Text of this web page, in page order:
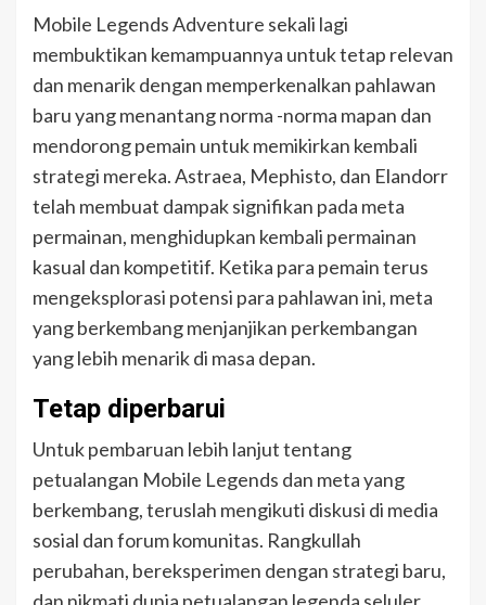
Mobile Legends Adventure sekali lagi
membuktikan kemampuannya untuk tetap relevan
dan menarik dengan memperkenalkan pahlawan
baru yang menantang norma -norma mapan dan
mendorong pemain untuk memikirkan kembali
strategi mereka. Astraea, Mephisto, dan Elandorr
telah membuat dampak signifikan pada meta
permainan, menghidupkan kembali permainan
kasual dan kompetitif. Ketika para pemain terus
mengeksplorasi potensi para pahlawan ini, meta
yang berkembang menjanjikan perkembangan
yang lebih menarik di masa depan.
Tetap diperbarui
Untuk pembaruan lebih lanjut tentang
petualangan Mobile Legends dan meta yang
berkembang, teruslah mengikuti diskusi di media
sosial dan forum komunitas. Rangkullah
perubahan, bereksperimen dengan strategi baru,